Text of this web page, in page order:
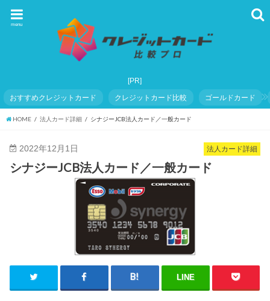
menu
おすすめクレジットカード クレジットカード比較 ゴールドカード
HOME 法人カード詳細 シナジーJCB法人カード／一般カード
法人カード詳細
2022年12月1日
シナジーJCB法人カード／一般カード
LINE